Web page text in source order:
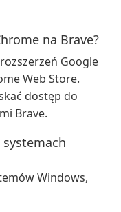
na Brave?
Google
Web Store.
dostęp do
Brave.
systemach
Windows,